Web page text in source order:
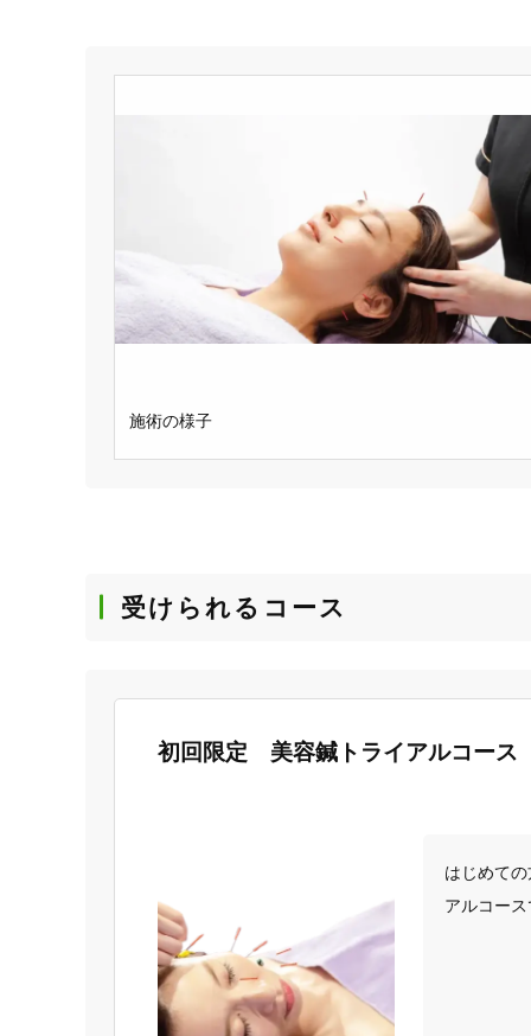
施術の様子
受けられるコース
初回限定 美容鍼トライアルコース
はじめて
アルコー